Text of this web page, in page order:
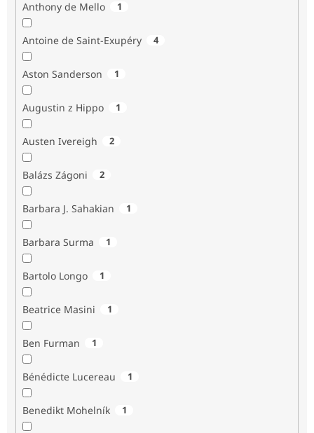
Anthony de Mello 1
Antoine de Saint-Exupéry 4
Aston Sanderson 1
Augustin z Hippo 1
Austen Ivereigh 2
Balázs Zágoni 2
Barbara J. Sahakian 1
Barbara Surma 1
Bartolo Longo 1
Beatrice Masini 1
Ben Furman 1
Bénédicte Lucereau 1
Benedikt Mohelník 1